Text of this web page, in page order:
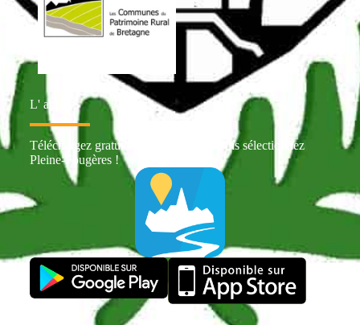
L' appli
Téléchargez gratuitement Intramuros puis sélectionnez
Pleine-Fougères !